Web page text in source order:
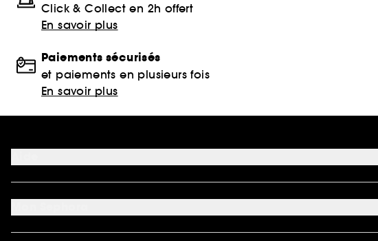
Click & Collect en 2h offert
En savoir plus
Paiements sécurisés
et paiements en plusieurs fois
En savoir plus
FAQ
Moyens de paiement acceptés
Mon compte